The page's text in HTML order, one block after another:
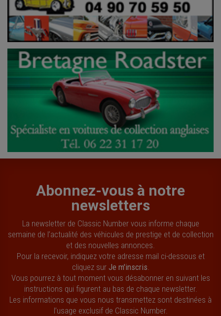
Abonnez-vous à notre
newsletters
La newsletter de Classic Number vous informe chaque
semaine de l’actualité des véhicules de prestige et de collection
et des nouvelles annonces.
Pour la recevoir, indiquez votre adresse mail ci-dessous et
cliquez sur Je m'inscris
Vous pourrez à tout moment vous désabonner en suivant les
instructions qui figurent au bas de chaque newsletter.
Les informations que vous nous transmettez sont destinées à
l’usage exclusif de Classic Number.